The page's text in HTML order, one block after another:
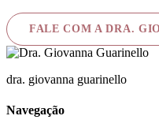
FALE COM A DRA.
dra. giovanna guarinello
Navegação